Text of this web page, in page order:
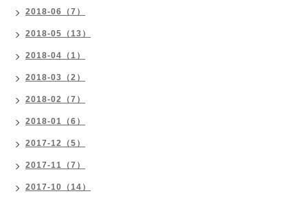
2018-06（7）
2018-05（13）
2018-04（1）
2018-03（2）
2018-02（7）
2018-01（6）
2017-12（5）
2017-11（7）
2017-10（14）